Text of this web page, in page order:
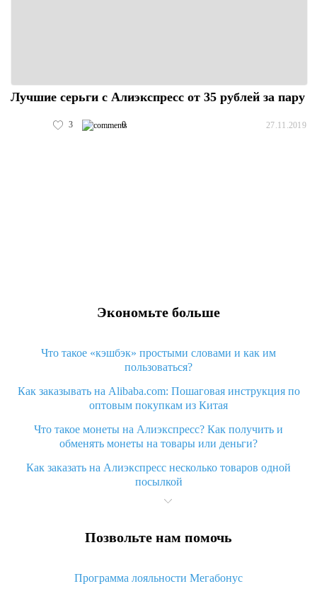
Лучшие серьги с Алиэкспресс от 35 рублей за пару
3 0 27.11.2019
Экономьте больше
Что такое «кэшбэк» простыми словами и как им
пользоваться?
Как заказывать на Alibaba.com: Пошаговая инструкция по
оптовым покупкам из Китая
Что такое монеты на Алиэкспресс? Как получить и
обменять монеты на товары или деньги?
Как заказать на Алиэкспресс несколько товаров одной
посылкой
Что значит статус «Заказ закрыт» на Алиэкспресс и что
Что делать, если Алиэкспресс просит ввести паспортные
Как узнать, куда пришла посылка с Алиэкспресс
Позвольте нам помочь
Программа лояльности Мегабонус